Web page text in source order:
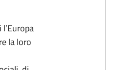
la loro